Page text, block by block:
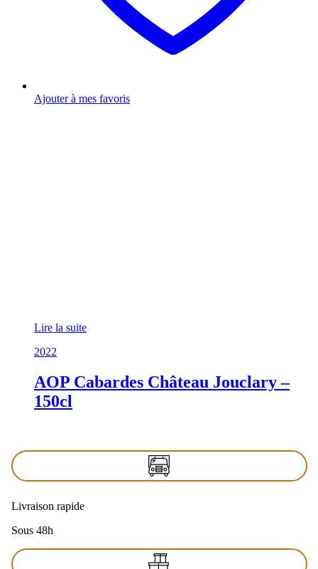
Ajouter à mes favoris
Lire la suite
2022
AOP Cabardes Château Jouclary –
150cl
Livraison rapide
Sous 48h